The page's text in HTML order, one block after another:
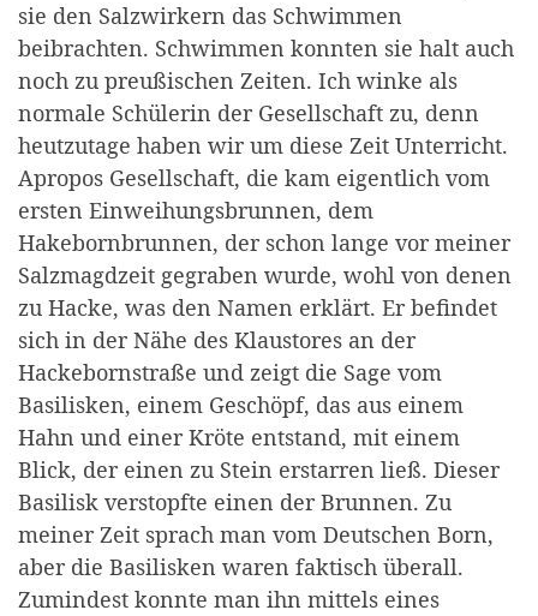
sie den Salzwirkern das Schwimmen
beibrachten. Schwimmen konnten sie halt auch
noch zu preußischen Zeiten. Ich winke als
normale Schülerin der Gesellschaft zu, denn
heutzutage haben wir um diese Zeit Unterricht.
Apropos Gesellschaft, die kam eigentlich vom
ersten Einweihungsbrunnen, dem
Hakebornbrunnen, der schon lange vor meiner
Salzmagdzeit gegraben wurde, wohl von denen
zu Hacke, was den Namen erklärt. Er befindet
sich in der Nähe des Klaustores an der
Hackebornstraße und zeigt die Sage vom
Basilisken, einem Geschöpf, das aus einem
Hahn und einer Kröte entstand, mit einem
Blick, der einen zu Stein erstarren ließ. Dieser
Basilisk verstopfte einen der Brunnen. Zu
meiner Zeit sprach man vom Deutschen Born,
aber die Basilisken waren faktisch überall.
Zumindest konnte man ihn mittels eines